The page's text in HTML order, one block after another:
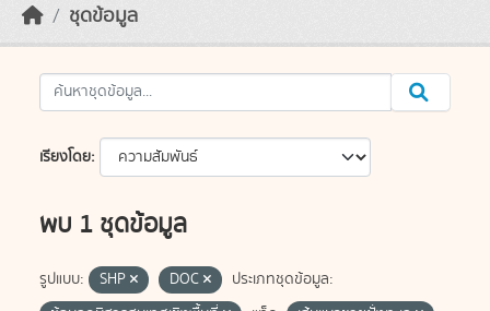
ชุดข้อมูล
เรียงโดย
พบ 1 ชุดข้อมูล
รูปแบบ: SHP DOC
ประเภทชุดข้อมูล: